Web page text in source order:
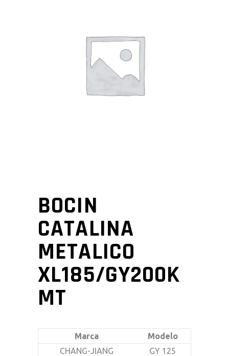
BOCIN
CATALINA
METALICO
XL185/GY200K
MT
Marca
Modelo
CHANG-JIANG
GY 125